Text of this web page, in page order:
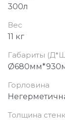
300л
Вес
11 кг
Габариты
Горловина
Толщина